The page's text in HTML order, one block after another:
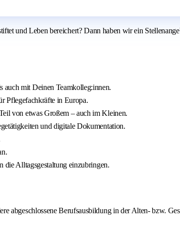
und Leben bereichert? Dann haben wir ein
auch mit Deinen Teamkolleg:innen.
Pflegefachkräfte in Europa.
von etwas Großem – auch im Kleinen.
und digitale Dokumentation.
Alltagsgestaltung einzubringen.
abgeschlossene Berufsausbildung in der Alten- bzw.